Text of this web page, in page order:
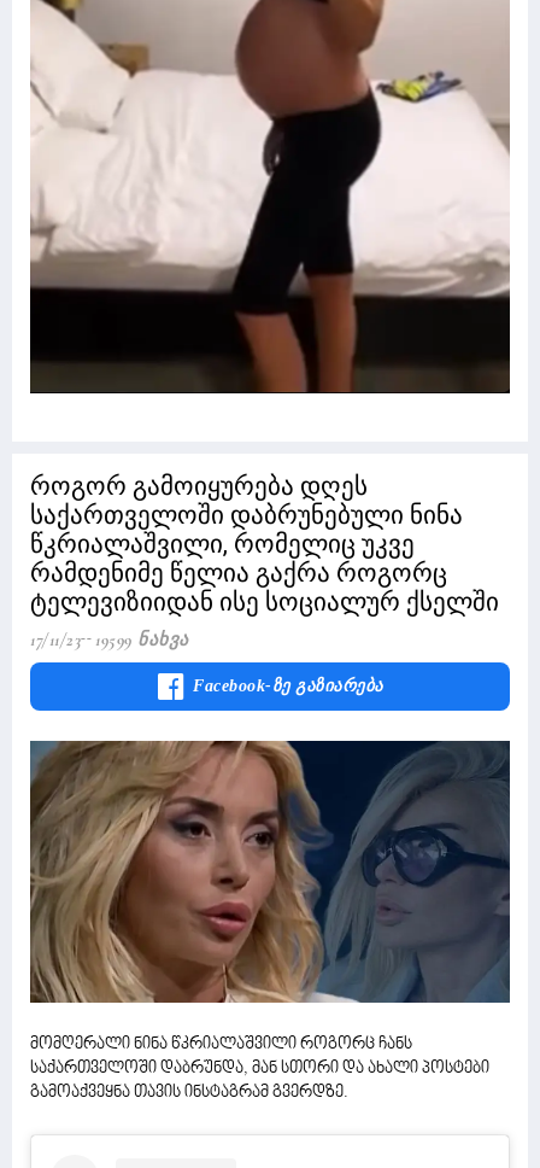
როგორ გამოიყურება დღეს
საქართველოში დაბრუნებული ნინა
წკრიალაშვილი, რომელიც უკვე
რამდენიმე წელია გაქრა როგორც
ტელევიზიიდან ისე სოციალურ ქსელში
17/11/23 19599 Ნახვა
Facebook-Ზე Გაზიარება
მომღერალი ნინა წკრიალაშვილი როგორც ჩანს
საქართველოში დაბრუნდა, მან სთორი და ახალი პოსტები
გამოაქვეყნა თავის ინსტაგრამ გვერდზე.